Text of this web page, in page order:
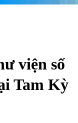
viện số
Tam Kỳ